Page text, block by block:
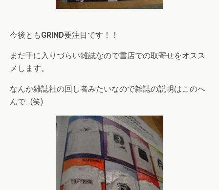
今後ともGRIND要注目です！！
まだ手に入りづらい雑誌なので書店での取寄せをオスス
メします。
なんか雑誌社の回し者みたいなので雑誌の説明はこのへ
んで…(笑)